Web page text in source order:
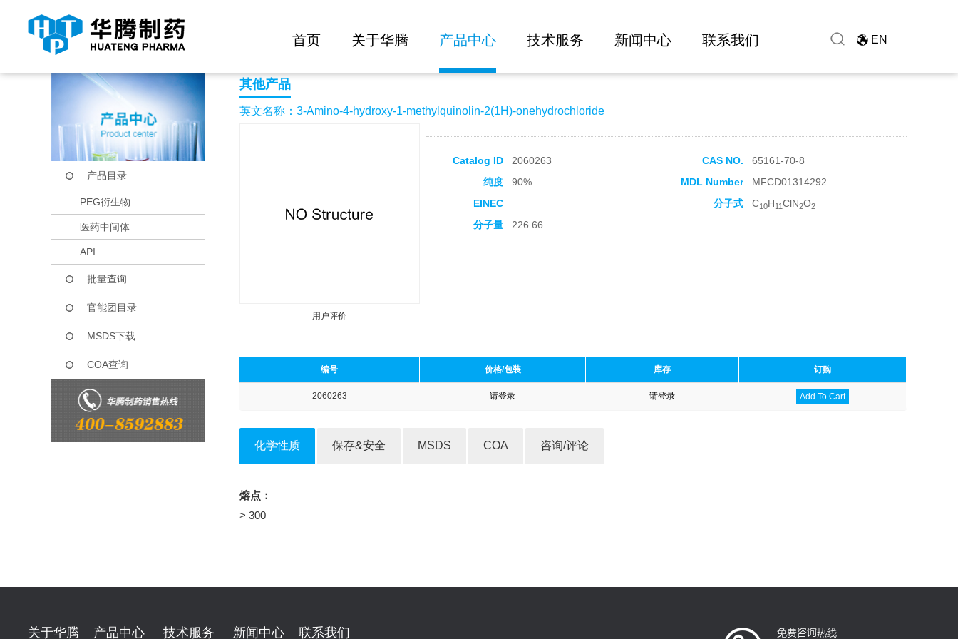
首页 关于华腾 产品中心 技术服务 新闻中心 联系我们 EN
当前位置： 首页 产品中心 3-Amino-4-hydroxy-1-methylquinolin-2(1H)-onehydrochloride
产品目录
PEG衍生物
医药中间体
API
批量查询
官能团目录
MSDS下载
COA查询
其他产品
英文名称：3-Amino-4-hydroxy-1-methylquinolin-2(1H)-onehydrochloride
用户评价
Catalog ID 2060263 CAS NO.
65161-70-8
纯度
90% MDL Number
MFCD01314292
EINEC
分子式 C10H11ClN2O2
分子量 226.66
编号 价格/包装 库存 订购
2060263 请登录 请登录 Add To Cart
化学性质 保存&安全 MSDS COA 咨询/评论
熔点：
> 300
关于华腾 产品中心 技术服务 新闻中心 联系我们